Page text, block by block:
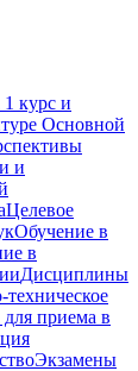
курс и
Основной
и
Целевое
Обучение в
в
Дисциплины
приема в
Экзамены